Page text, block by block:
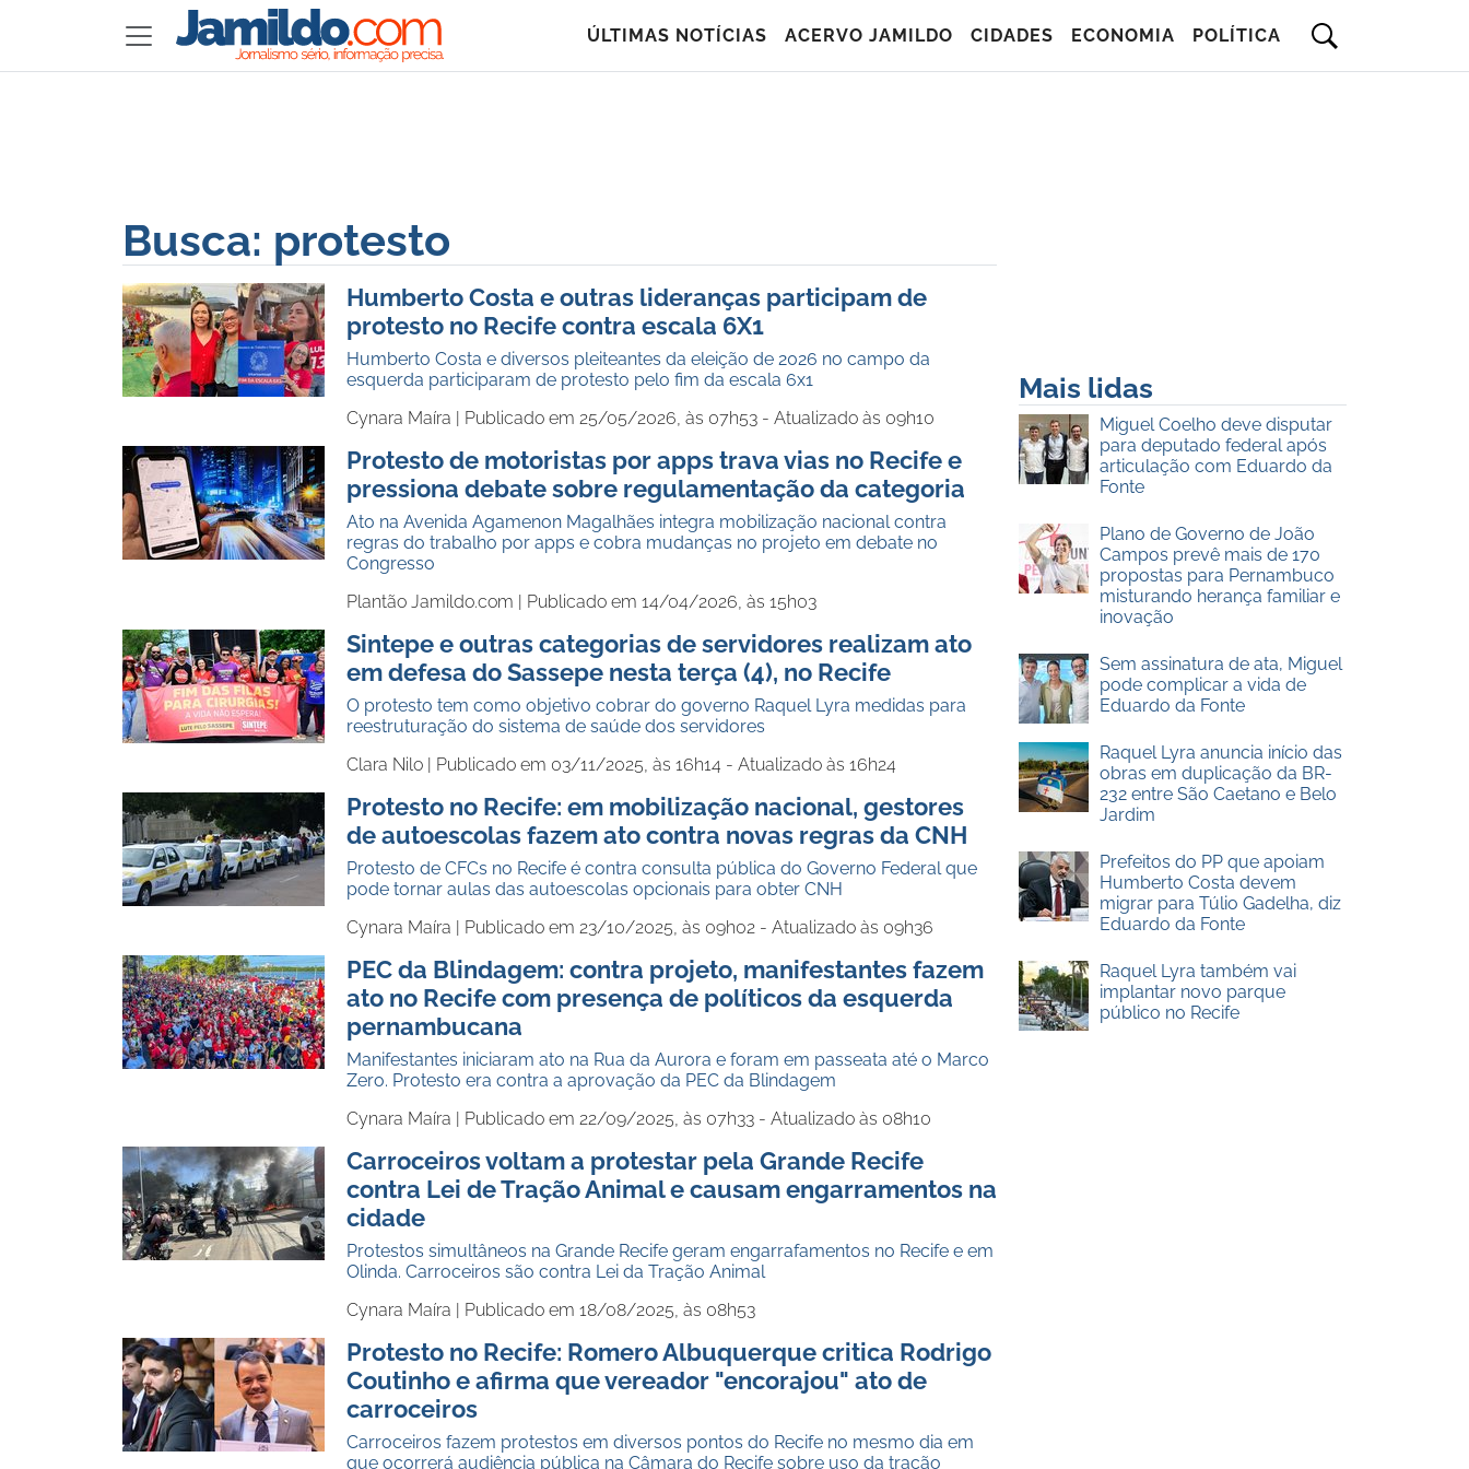
ÚLTIMAS NOTÍCIAS ACERVO JAMILDO CIDADES ECONOMIA POLÍTICA
Busca: protesto
Humberto Costa e outras lideranças participam de
protesto no Recife contra escala 6X1
Humberto Costa e diversos pleiteantes da eleição de 2026 no campo da
esquerda participaram de protesto pelo fim da escala 6x1
Cynara Maíra | Publicado em 25/05/2026, às 07h53 - Atualizado às 09h10
Protesto de motoristas por apps trava vias no Recife e
pressiona debate sobre regulamentação da categoria
Ato na Avenida Agamenon Magalhães integra mobilização nacional contra
regras do trabalho por apps e cobra mudanças no projeto em debate no
Congresso
Plantão Jamildo.com | Publicado em 14/04/2026, às 15h03
Sintepe e outras categorias de servidores realizam ato
em defesa do Sassepe nesta terça (4), no Recife
O protesto tem como objetivo cobrar do governo Raquel Lyra medidas para
reestruturação do sistema de saúde dos servidores
Clara Nilo | Publicado em 03/11/2025, às 16h14 - Atualizado às 16h24
Protesto no Recife: em mobilização nacional, gestores
de autoescolas fazem ato contra novas regras da CNH
Protesto de CFCs no Recife é contra consulta pública do Governo Federal que
pode tornar aulas das autoescolas opcionais para obter CNH
Cynara Maíra | Publicado em 23/10/2025, às 09h02 - Atualizado às 09h36
PEC da Blindagem: contra projeto, manifestantes fazem
ato no Recife com presença de políticos da esquerda
pernambucana
Manifestantes iniciaram ato na Rua da Aurora e foram em passeata até o Marco
Zero. Protesto era contra a aprovação da PEC da Blindagem
Cynara Maíra | Publicado em 22/09/2025, às 07h33 - Atualizado às 08h10
Carroceiros voltam a protestar pela Grande Recife
contra Lei de Tração Animal e causam engarramentos na
cidade
Protestos simultâneos na Grande Recife geram engarrafamentos no Recife e em
Olinda. Carroceiros são contra Lei da Tração Animal
Cynara Maíra | Publicado em 18/08/2025, às 08h53
Protesto no Recife: Romero Albuquerque critica Rodrigo
Coutinho e afirma que vereador "encorajou" ato de
carroceiros
Carroceiros fazem protestos em diversos pontos do Recife no mesmo dia em
que ocorrerá audiência pública na Câmara do Recife sobre uso da tração
Mais lidas
Miguel Coelho deve disputar
para deputado federal após
articulação com Eduardo da
Fonte
Plano de Governo de João
Campos prevê mais de 170
propostas para Pernambuco
misturando herança familiar e
inovação
Sem assinatura de ata, Miguel
pode complicar a vida de
Eduardo da Fonte
Raquel Lyra anuncia início das
obras em duplicação da BR-
232 entre São Caetano e Belo
Jardim
Prefeitos do PP que apoiam
Humberto Costa devem
migrar para Túlio Gadelha, diz
Eduardo da Fonte
Raquel Lyra também vai
implantar novo parque
público no Recife